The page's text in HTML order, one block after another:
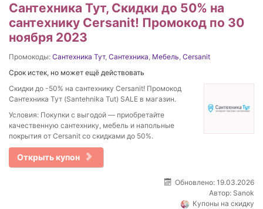
Сантехника Тут, Скидки до 50% на
сантехнику Cersanit! Промокод по 30
ноября 2023
Промокоды: Сантехника Тут, Сантехника, Мебель, Cersanit
Срок истек, но может ещё действовать
Скидки до -50% на сантехнику Cersanit! Промокод
Сантехника Тут (Santehnika Tut) SALE в магазин.
Условия: Покупки с выгодой — приобретайте
качественную сантехнику, мебель и напольные
покрытия от Cersanit со скидками до 50%.
Открыть купон
Обновлено: 19.03.2026
Автор: Sanok
Купоны на скидку